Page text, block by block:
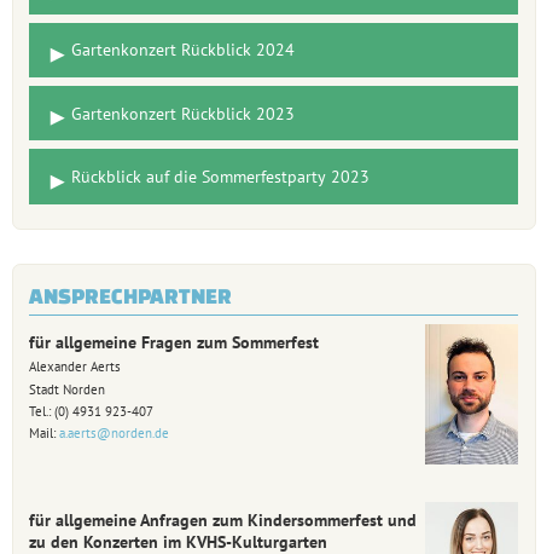
Gartenkonzert Rückblick 2024
Gartenkonzert Rückblick 2023
Rückblick auf die Sommerfestparty 2023
ANSPRECHPARTNER
für allgemeine Fragen zum Sommerfest
Alexander Aerts
Stadt Norden
Tel.: (0) 4931 923-407
Mail:a.aerts@norden.de
für allgemeine Anfragen zum Kindersommerfest und
zu den Konzerten im KVHS-Kulturgarten